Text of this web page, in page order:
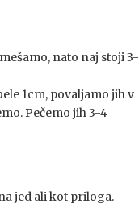
nato naj stoji 3-
1cm, povaljamo jih v
Pečemo jih 3-4
jed ali kot priloga.